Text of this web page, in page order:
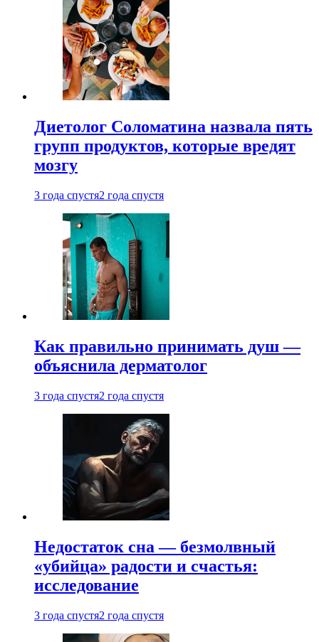
Диетолог Соломатина назвала пять
групп продуктов, которые вредят
мозгу
3 года спустя2 года спустя
Как правильно принимать душ —
объяснила дерматолог
3 года спустя2 года спустя
Недостаток сна — безмолвный
«убийца» радости и счастья:
исследование
3 года спустя2 года спустя